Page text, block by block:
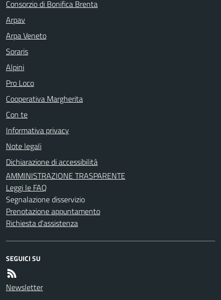
Consorzio di Bonifica Brenta
Arpav
Arpa Veneto
Soraris
Alpini
Pro Loco
Cooperativa Margherita
Con te
Informativa privacy
Note legali
Dichiarazione di accessibilità
AMMINISTRAZIONE TRASPARENTE
Leggi le FAQ
Segnalazione disservizio
Prenotazione appuntamento
Richiesta d'assistenza
SEGUICI SU
Newsletter